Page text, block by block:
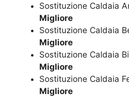
Sostituzione Caldaia
Migliore
Sostituzione Caldaia
Migliore
Sostituzione Caldaia
Migliore
Sostituzione Caldaia
Migliore